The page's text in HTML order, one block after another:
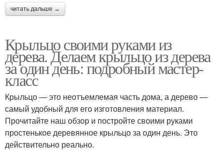
читать дальше →
Крыльцо своими руками из
дерева. Делаем крыльцо из дерева
за один день: подробный мастер-
класс
Крыльцо — это неотъемлемая часть дома, а дерево —
самый удобный для его изготовления материал.
Прочитайте наш обзор и постройте своими руками
простенькое деревянное крыльцо за один день. Это
действительно реально.